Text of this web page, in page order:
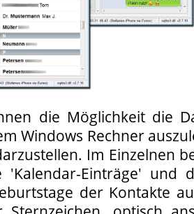
die Möglichkeit die
Windows Rechner
Im Einzelnen
'Kalendar-Einträge' und
der Kontakte